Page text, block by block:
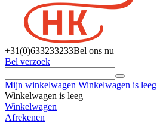
+31(0)633233233Bel ons nu
Bel verzoek
Mijn winkelwagen Winkelwagen is leeg
Winkelwagen is leeg
Winkelwagen
Afrekenen